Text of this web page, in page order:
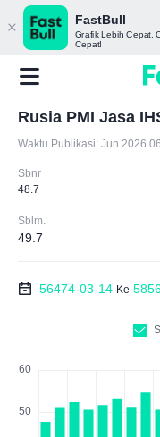
FastBull
Grafik Lebih Cepat,
Cepat!
Rusia PMI Jasa
Waktu Publikasi: Jun 2026
Sbnr
48.7
Sblm.
49.7
56474-03-14 Ke